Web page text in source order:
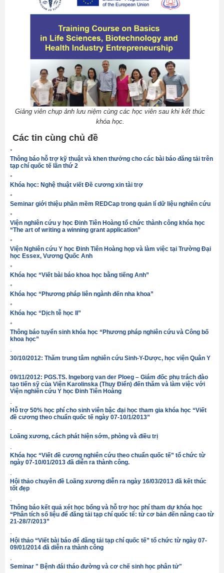
Giảng viên chụp ảnh lưu niệm cùng các học viên sau khi kết thúc
khóa học.
Các tin cùng chủ đề
°
Thông báo hỗ trợ kỹ thuật và khen thưởng cho các bài báo đăng tải trên
tạp chí quốc tế lần thứ 2
°
Khóa học: Nghệ thuật viết Đề cương xin tài trợ
°
Seminar giới thiệu phần mềm REDCap trong quản lí dữ liệu nghiên cứu
°
Viện nghiên cứu y học Đinh Tiên Hoàng tổ chức thành công khóa học
“The art of writing a winning grant application”
°
Viện Nghiên cứu Y học Đinh Tiên Hoàng họp và làm việc tại Trường Đại
học Essex, Vương Quốc Anh
°
Khóa học “Viết bài báo khoa học bằng tiếng Anh”
°
Khóa học “Phương pháp liên ngành đến nha khoa”
°
Khóa học “Dịch tễ học II”
°
Thông báo tuyển sinh khóa học “Phương pháp nghiên cứu và Công bố
khoa học”
·
30/10/2012: Thăm trung tâm nghiên cứu Sinh-Y-Dược, học viện Quân Y
·
09/11/2012: PGS.TS. Ingeborg van der Ploeg – Giám đốc phụ trách đào
tạo tiến sỹ của Viện Karolinska (Thụy Điển) đến thăm và làm việc với
Viện nghiên cứu Y học Đinh Tiên Hoàng
·
Hỗ trợ 50% học phí cho sinh viên bậc đại học tham gia khóa học “Viết
đề cương theo chuẩn quốc tế ngày 07-10/1/2013”
·
Loãng xương, cách phát hiện sớm, phòng và điều trị
·
Khóa học “Viết đề cương nghiên cứu theo chuẩn quốc tế” tổ chức từ
ngày 07-10/01/2013 đã diễn ra thành công.
·
Hội thảo chuyên đề Loãng xương diễn ra ngày 16/03/2013 đã kết thúc
tốt đẹp
·
Thông báo kết quả xét học bổng và hỗ trợ học phí tham dự khóa học
“Phân tích số liệu để đăng tải tạp chí quốc tế: từ cơ bản đến nâng cao từ
21-28/7/2013”
·
Hội thảo “Viết bài báo để đăng tải tạp chí quốc tế” tổ chức từ ngày 07-
09/01/2014 đã diễn ra thành công
·
Seminar " Bệnh đái tháo đường và cơ chế sinh học phân tử"